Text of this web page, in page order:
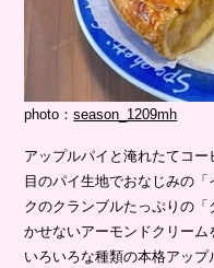
photo：season_1209mh
アップルパイと淹れたてコ
目のパイ生地でおなじみの
クのクランブルたっぷりの
かせないアーモンドクリーム
いろいろな種類の本格アッ